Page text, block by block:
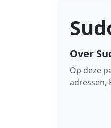
Over
Op deze
adressen,